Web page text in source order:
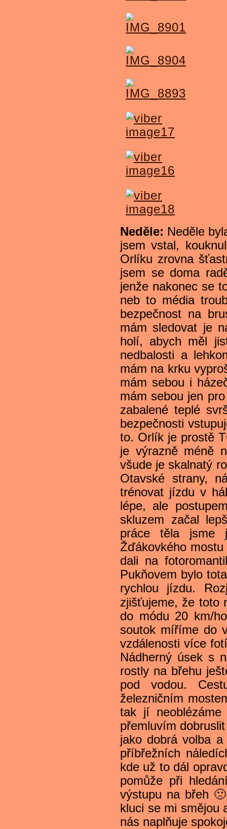
Neděle: Neděle
jsem vstal,
Orlíku zrovna
jsem se doma
jenže nakonec se
neb to média
bezpečnost na
mám sledovat je
holí, abych měl
nedbalosti a
mám na krku
mám sebou i
mám sebou jen
zabalené teplé
bezpečnosti
to. Orlík je prostě
je výrazně méně
všude je skalnatý
Otavské strany,
trénovat jízdu v
lépe, ale
skluzem začal
práce těla jsme
Žďákovkého
dali na
Pukňovem bylo
rychlou jízdu.
zjišťujeme, že toto
do módu 20 km/
soutok míříme do
vzdálenosti více
Nádherný úsek s
rostly na břehu
pod vodou.
železničním
tak jí
přemluvím
jako dobrá volba
příbřežních
kde už to dál
pomůže při
výstupu na břeh
kluci se mi smějou
nás naplňuje